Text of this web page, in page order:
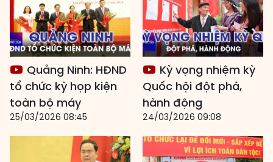
Quảng Ninh: HĐND
tổ chức kỳ họp kiện
toàn bộ máy
25/03/2026 08:45
Kỳ vọng nhiệm kỳ
Quốc hội đột phá,
hành động
24/03/2026 09:08